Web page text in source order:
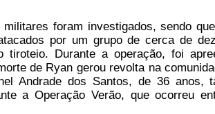
militares foram investigados, sendo
por um grupo de cerca de
tiroteio. Durante a operação, foi
de Ryan gerou revolta na
Andrade dos Santos, de 36 anos,
a Operação Verão, que ocorreu